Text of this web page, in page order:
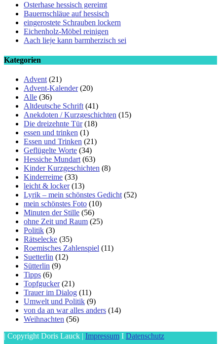
Osterhase hessisch gereimt
Bauernschläue auf hessisch
eingerostete Schrauben lockern
Eichenholz-Möbel reinigen
Aach lieje kann barmherzisch sei
Kategorien
Advent (21)
Advent-Kalender(20)
Alle (36)
Altdeutsche Schrift (41)
Anekdoten / Kurzgeschichten (15)
Die dreizehnte Tür(18)
essen und trinken (1)
Essen und Trinken (21)
Geflügelte Worte (34)
Hessiche Mundart (63)
Kinder Kurzgeschichten (8)
Kinderreime (33)
leicht & locker(13)
Lyrik – mein schönstes Gedicht (52)
mein schönstes Foto (10)
Minuten der Stille (56)
ohne Zeit und Raum (25)
Politik (3)
Rätselecke (35)
Roemisches Zahlenspiel (11)
Suetterlin (12)
Sütterlin (9)
Tipps (6)
Topfgucker(21)
Trauer im Dialog (11)
Umwelt und Politik (9)
von da an war alles anders (14)
Weihnachten (56)
| Copyright Doris Lauck | Impressum I Datenschutz